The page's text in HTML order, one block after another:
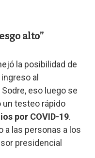
alto”
la posibilidad de
al
eso luego se
un testeo rápido
por COVID-19.
a las personas a los
presidencial